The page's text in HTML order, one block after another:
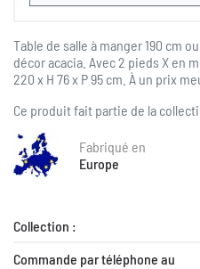
Table de salle à manger 190 cm
décor acacia. Avec 2 pieds X en
220 x H 76 x P 95 cm. À un prix
Ce produit fait partie de la
Fabriqué en
Europe
Collection :
Commande par téléphone au